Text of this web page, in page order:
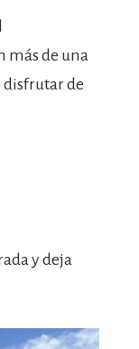
más de una
disfrutar de
y deja